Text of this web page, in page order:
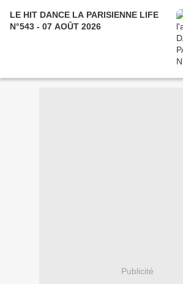
LE HIT DANCE LA PARISIENNE LIFE
N°543 - 07 AOÛT 2026
Publicité